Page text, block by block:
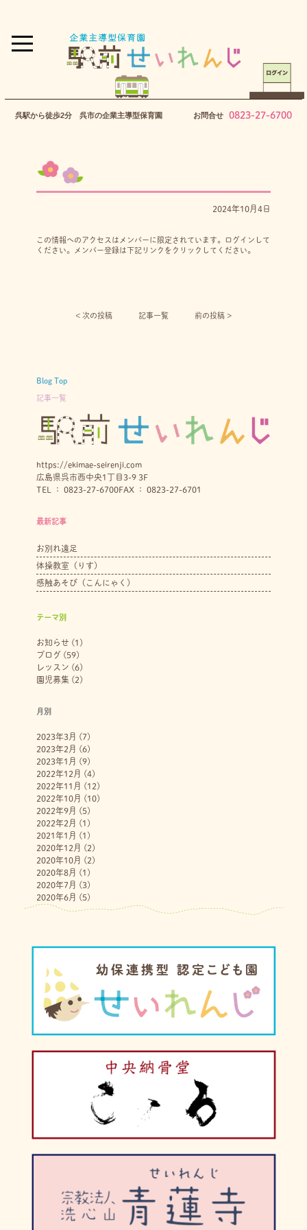
呉駅から徒歩2分 呉市の企業主導型保育園 お問合せ 0823-27-6700
2024年10月4日
この情報へのアクセスはメンバーに限定されています。ログインして
ください。メンバー登録は下記リンクをクリックしてください。
< 次の投稿︎ 記事一覧 前の投稿 >
Blog Top
記事一覧
https://ekimae-seirenji.com
広島県呉市西中央1丁目3-9 3F
TEL ： 0823-27-6700FAX ： 0823-27-6701
最新記事
お別れ遠足
体操教室（りす）
感触あそび（こんにゃく）
テーマ別
お知らせ(1)
ブログ (59)
レッスン (6)
園児募集 (2)
月別
2023年3月 (7)
2023年2月 (6)
2023年1月 (9)
2022年12月 (4)
2022年11月 (12)
2022年10月 (10)
2022年9月 (5)
2022年2月 (1)
2021年1月 (1)
2020年12月 (2)
2020年10月 (2)
2020年8月 (1)
2020年7月 (3)
2020年6月 (5)